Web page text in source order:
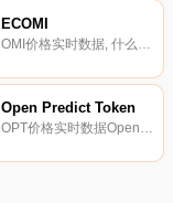
ECOMI
Open Predict Token
OPT价格实时数据OpenPredict声称是一个将实时预测转化为流动资产的项目。该协议声称为每个事件生成一个三智能合约系统：一个充当事件预测器的托管,第二个合约铸造代表正确预测器的代币,第三个合约铸造象征代表不正确预测器.